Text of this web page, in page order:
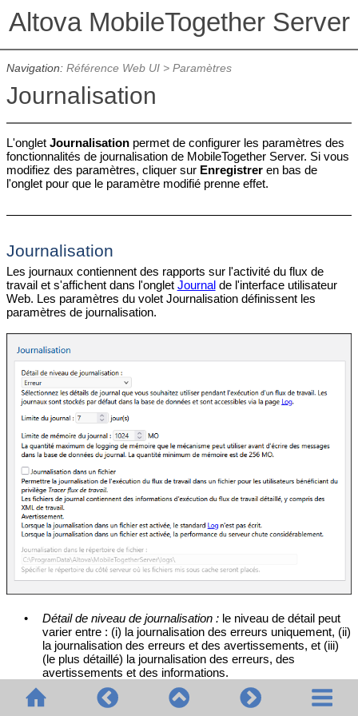
Altova MobileTogether Server
Navigation: Référence Web UI> Paramètres
Journalisation
L'onglet Journalisationpermet de configurer les paramètres des
fonctionnalités de journalisation de MobileTogether Server. Si vous
modifiez des paramètres, cliquer sur Enregistreren bas de
l'onglet pour que le paramètre modifié prenne effet.
Journalisation
Les journaux contiennent des rapports sur l'activité du flux de
travail et s'affichent dans l'onglet Journalde l'interface utilisateur
Web. Les paramètres du volet Journalisation définissent les
paramètres de journalisation.
• Détail de niveau de journalisation : le niveau de détail peut
varier entre : (i) la journalisation des erreurs uniquement, (ii)
la journalisation des erreurs et des avertissements, et (iii)
(le plus détaillé) la journalisation des erreurs, des
avertissements et des informations.
Limite du journal :
spécifie la durée de conservation des
journaux.